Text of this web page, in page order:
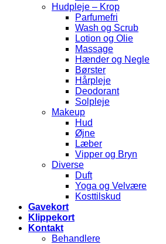
Hudpleje – Krop
Parfumefri
Wash og Scrub
Lotion og Olie
Massage
Hænder og Negle
Børster
Hårpleje
Deodorant
Solpleje
Makeup
Hud
Øjne
Læber
Vipper og Bryn
Diverse
Duft
Yoga og Velvære
Kosttilskud
Gavekort
Klippekort
Kontakt
Behandlere